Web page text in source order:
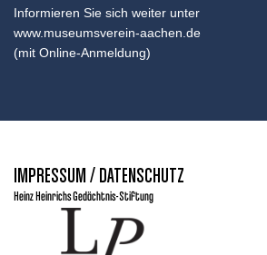
Informieren Sie sich weiter unter
www.museumsverein-aachen.de
(mit Online-Anmeldung)
IMPRESSUM / DATENSCHUTZ
Heinz Heinrichs Gedächtnis-Stiftung